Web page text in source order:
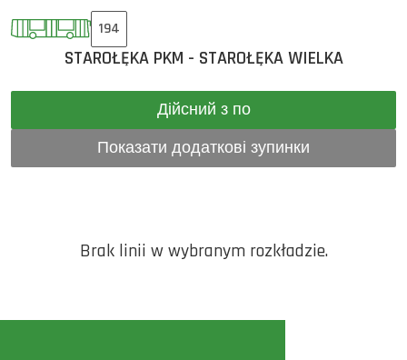
194
STAROŁĘKA PKM - STAROŁĘKA WIELKA
Дійсний з по
Показати додаткові зупинки
Brak linii w wybranym rozkładzie.